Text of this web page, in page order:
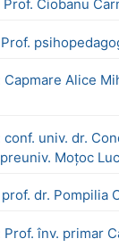
Ciobanu
Alice
univ. dr.
Moțoc
dr. Pompilia
înv. primar